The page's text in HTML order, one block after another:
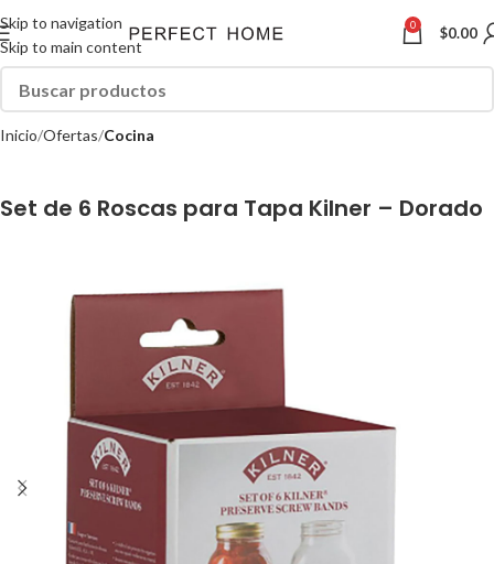
Skip to navigation
Skip to main content
0 $0.00
Inicio Ofertas Cocina
Set de 6 Roscas para Tapa Kilner – Dorado